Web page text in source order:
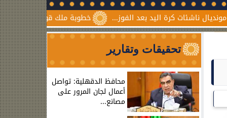
خطوبة ملك قورة ويوسف عثمان.. كرة اليد بعد الفوز...
تحقيقات وتقارير
محافظ الدقهلية: تواصل
أعمال لجان المرور على
مصانع...